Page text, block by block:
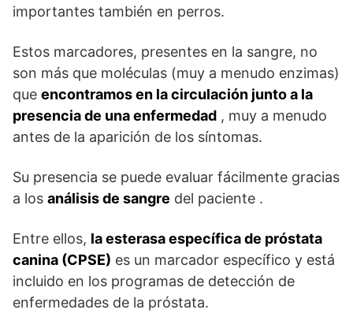
importantes también en perros.
Estos marcadores, presentes en la sangre, no
son más que moléculas (muy a menudo enzimas)
que encontramos en la circulación junto a la
presencia de una enfermedad , muy a menudo
antes de la aparición de los síntomas.
Su presencia se puede evaluar fácilmente gracias
a los análisis de sangre del paciente .
Entre ellos, la esterasa específica de próstata
canina (CPSE) es un marcador específico y está
incluido en los programas de detección de
enfermedades de la próstata.